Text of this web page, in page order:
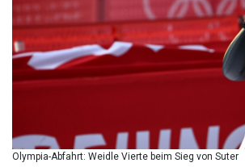
Olympia-Abfahrt: Weidle Vierte beim Sieg von Suter